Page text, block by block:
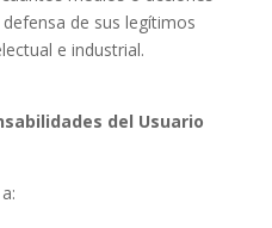
de sus legítimos
e industrial.
del Usuario